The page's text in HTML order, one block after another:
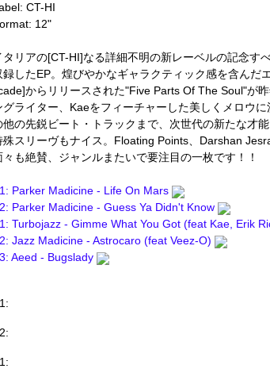
CT-HI
12"
タリアの[CT-HI]なる詳細不明の新レーベルの記念す
録したEP。煌びやかなギャラクティック感を含ん
からリリースされた"Five Parts Of The Soul"が
グライター、Kaeをフィーチャーした美しくメロウ
他の先鋭ビート・トラックまで、次世代の新たな才
殊スリーヴもナイス。Floating Points、Darshan
々も絶賛、ジャンルまたいで要注目の一枚です！！
Parker Madicine - Life On Mars
Parker Madicine - Guess Ya Didn't Know
Turbojazz - Gimme What You Got (feat Kae, Erik
Jazz Madicine - Astrocaro (feat Veez-O)
Aeed - Bugslady